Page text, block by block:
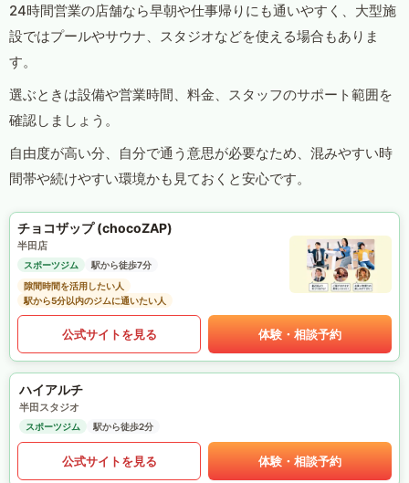
24時間営業の店舗なら早朝や仕事帰りにも通いやすく、大型施
設ではプールやサウナ、スタジオなどを使える場合もありま
す。
選ぶときは設備や営業時間、料金、スタッフのサポート範囲を
確認しましょう。
自由度が高い分、自分で通う意思が必要なため、混みやすい時
間帯や続けやすい環境かも見ておくと安心です。
チョコザップ (chocoZAP)
半田店
スポーツジム
駅から徒歩7分
隙間時間を活用したい人
駅から5分以内のジムに通いたい人
公式サイトを見る 体験・相談予約
ハイアルチ
半田スタジオ
スポーツジム 駅から徒歩2分
公式サイトを見る 体験・相談予約